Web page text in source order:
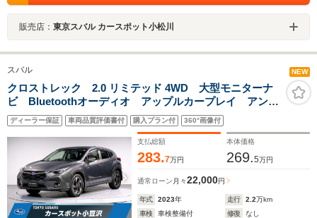
販売店： 東京スバル カースポット小松川
スバル NEW
クロストレック 2.0 リミテッド 4WD 大型モニターナ
ビ Bluetoothオーディオ アップルカープレイ アンド
ロイドオート ハンズフリー通話機能 フルセグTV
USB端子 バックカメラ バックカメラ ETC ドライ
ブレコーダー
ディーラー保証 車両品質評価書付 購入プラン付 360°画像付
支払総額
283.7万円
本体価格
269.5万円
通常ローン 月々22,000円
年式 2023年 走行 2.2万km
車検
車検整備付 修復
なし